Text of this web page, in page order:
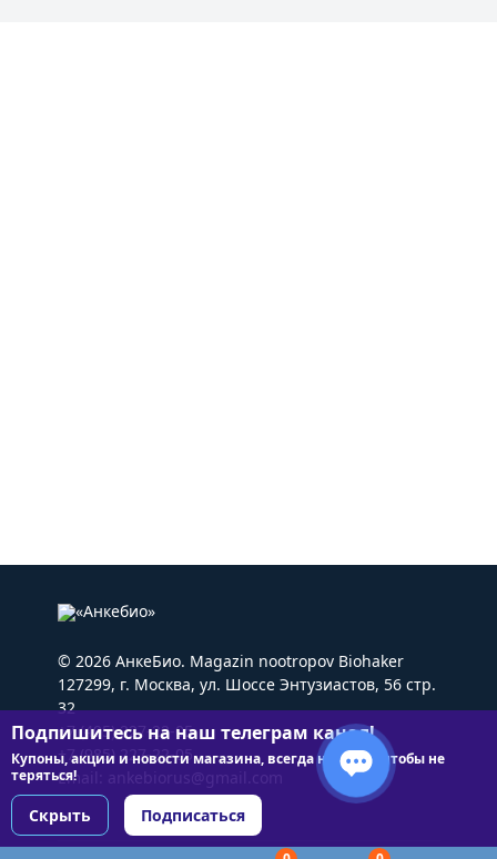
© 2026 АнкеБио. Magazin nootropov Biohaker
127299, г. Москва, ул. Шоссе Энтузиастов, 56 стр.
32
+7 (495) 227-22-05
+7 (985) 227-22-05
Email: ankebiorus@gmail.com
Подпишитесь на наш телеграм канал!
Купоны, акции и новости магазина, всегда на связи чтобы не
теряться!
Скрыть Подписаться